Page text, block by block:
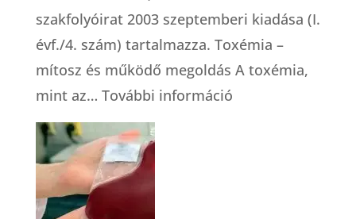
szakfolyóirat 2003 szeptemberi kiadása (I.
évf./4. szám) tartalmazza. Toxémia –
mítosz és működő megoldás A toxémia,
mint az… További információ: